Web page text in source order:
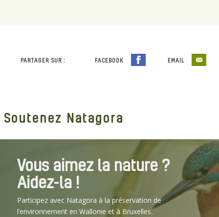
PARTAGER SUR : FACEBOOK EMAIL
Soutenez Natagora
Vous aimez la nature ?
Aidez-la !
Participez avec Natagora à la préservation de
l’environnement en Wallonie et à Bruxelles.